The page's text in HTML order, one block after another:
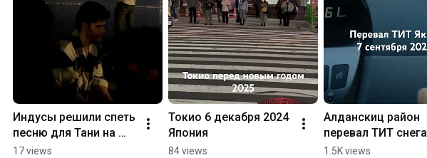
Индусы решили спеть
песню для Тани на
набережной. Канал
17 views
Токио 6 декабря 2024
Япония
84 views
Алданскиц район
перевал ТИТ снега
поколено
1.5K views